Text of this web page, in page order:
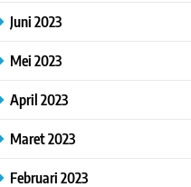
Juni 2023
Mei 2023
April 2023
Maret 2023
Februari 2023